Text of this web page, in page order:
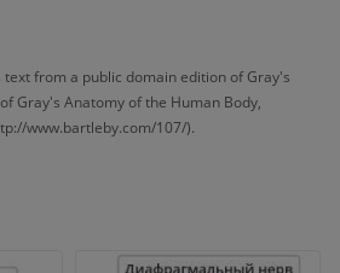
from a public domain edition of Gray's
Gray's Anatomy of the Human Body,
www.bartleby.com/107/).